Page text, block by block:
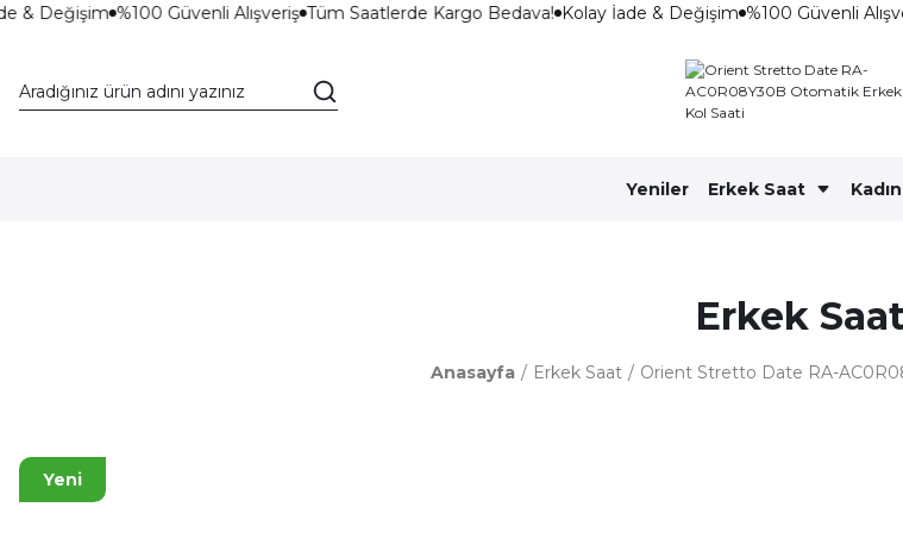
& Değişim %100 Güvenli Alışveriş Tüm Saatlerde Kargo Bedava! Kolay İade & Değişim %100 Güvenli
Yeniler Erkek Saat
Erkek
Anasayfa Erkek Saat Orient Stretto Date RA-
Yeni